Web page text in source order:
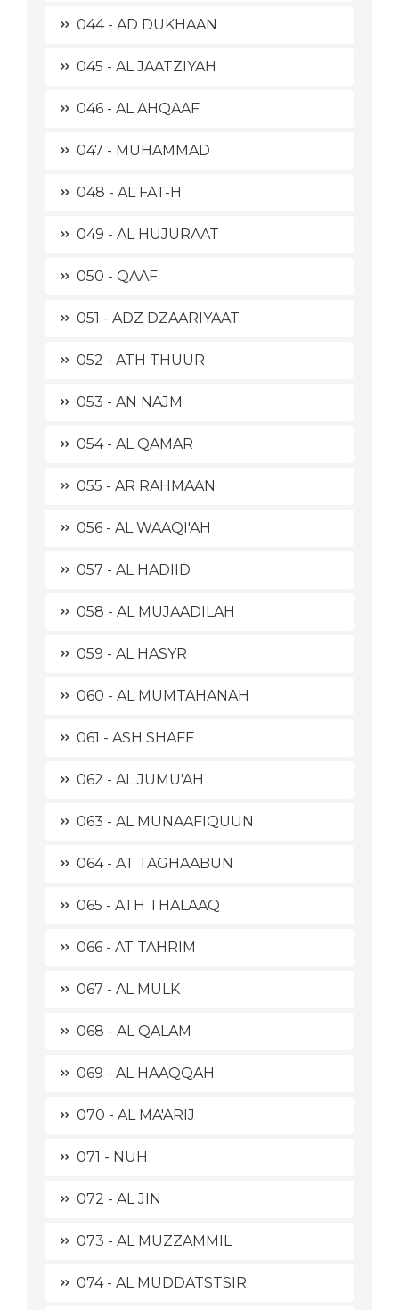
044 - AD DUKHAAN
045 - AL JAATZIYAH
046 - AL AHQAAF
047 - MUHAMMAD
048 - AL FAT-H
049 - AL HUJURAAT
050 - QAAF
051 - ADZ DZAARIYAAT
052 - ATH THUUR
053 - AN NAJM
054 - AL QAMAR
055 - AR RAHMAAN
056 - AL WAAQI'AH
057 - AL HADIID
058 - AL MUJAADILAH
059 - AL HASYR
060 - AL MUMTAHANAH
061 - ASH SHAFF
062 - AL JUMU'AH
063 - AL MUNAAFIQUUN
064 - AT TAGHAABUN
065 - ATH THALAAQ
066 - AT TAHRIM
067 - AL MULK
068 - AL QALAM
069 - AL HAAQQAH
070 - AL MA'ARIJ
071 - NUH
072 - AL JIN
073 - AL MUZZAMMIL
074 - AL MUDDATSTSIR